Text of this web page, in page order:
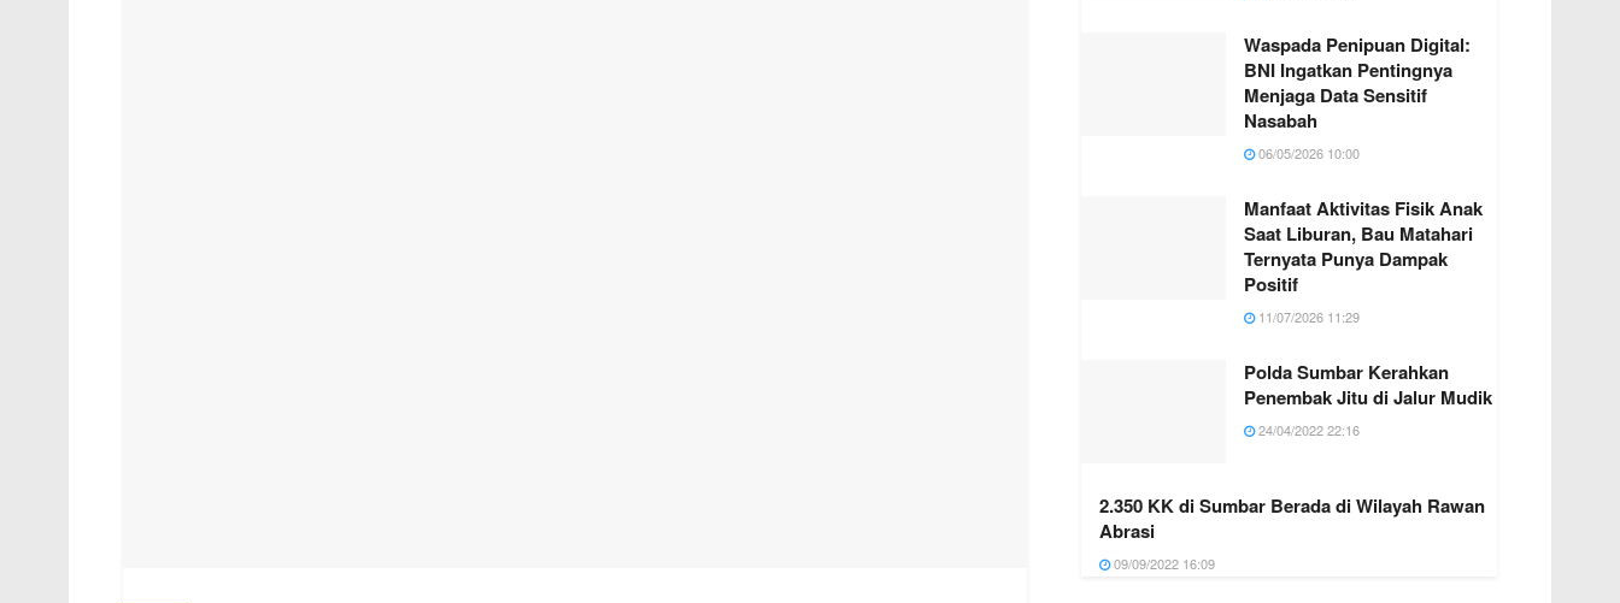
Waspada Penipuan Digital:
BNI Ingatkan Pentingnya
Menjaga Data Sensitif
Nasabah
06/05/2026 10:00
Manfaat Aktivitas Fisik Anak
Saat Liburan, Bau Matahari
Ternyata Punya Dampak
Positif
11/07/2026 11:29
Polda Sumbar Kerahkan
Penembak Jitu di Jalur Mudik
24/04/2022 22:16
2.350 KK di Sumbar Berada di Wilayah Rawan
Abrasi
09/09/2022 16:09